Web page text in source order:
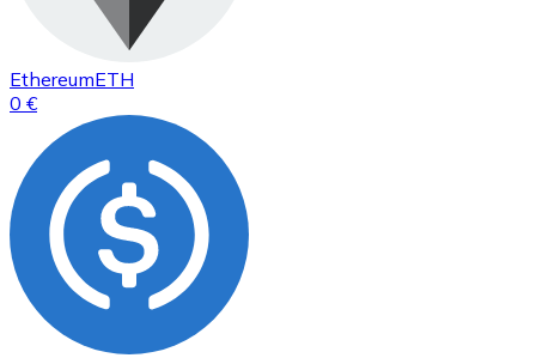
EthereumETH
0 €